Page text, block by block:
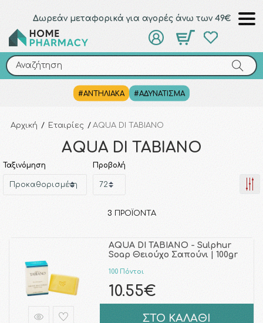
Δωρεάν μεταφορικά για αγορές άνω των 49€
Αναζήτηση
#ΑΝΤΗΛΙΑΚΑ #ΑΔΥΝΑΤΙΣΜΑ
Αναζήτηση
Αρχική / Εταιρίες / AQUA DI TABIANO
AQUA DI TABIANO
Ταξινόμηση Προβολή
3 ΠΡΟΪΌΝΤΑ
AQUA DI TABIANO - Sulphur
Soap Θειούχο Σαπούνι | 100gr
100 Πόντοι
10.55€
ΣΤΟ ΚΑΛΑΘΙ